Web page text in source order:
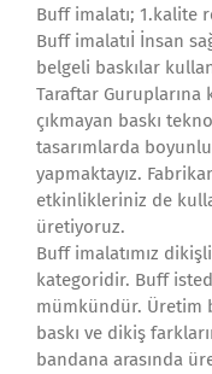
Buff imalatı; 1.kalite
Buff imalatıİ İnsan
belgeli baskılar
Taraftar
çıkmayan baskı
tasarımlarda
yapmaktayız.
etkinlikleriniz de
üretiyoruz.
Buff imalatımız
kategoridir. Buff
mümkündür. Üretim
baskı ve dikiş
bandana arasında